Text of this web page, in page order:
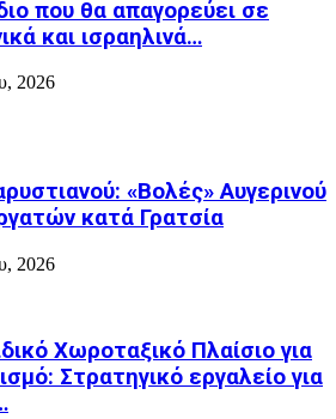
που θα απαγορεύει σε
και ισραηλινά…
2026
«Βολές» Αυγερινού
κατά Γρατσία
2026
Χωροταξικό Πλαίσιο για
Στρατηγικό εργαλείο για